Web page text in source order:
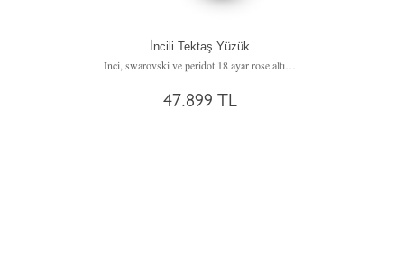
İncili Tektaş Yüzük
47.899 TL